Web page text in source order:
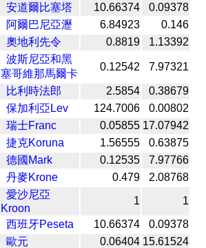
安道爾比塞塔 10.66374
0.09378
阿爾巴尼亞瀝 6.84923
0.146
奧地利先令 0.8819 1.13392
波斯尼亞和黑
塞哥維那馬爾卡
0.12542 7.97321
比利時法郎 2.5854
0.38679
保加利亞Lev 124.7006
0.00802
瑞士Franc 0.05855 17.07942
捷克Koruna 1.56555
0.63875
德國Mark 0.12535
7.97766
丹麥Krone 0.479
2.08768
愛沙尼亞
Kroon
1
1
西班牙Peseta 10.66374
0.09378
歐元 0.06404 15.61524